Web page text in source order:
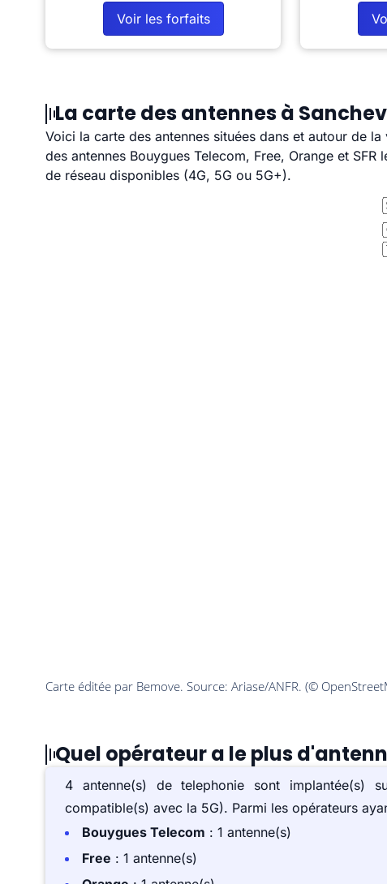
Voir les forfaits
La carte des antennes à
Voici la carte des antennes situées dans et autour de
des antennes Bouygues Telecom, Free, Orange et
de réseau disponibles (4G, 5G ou 5G+).
Quel opérateur a le plus
4 antenne(s) de telephonie sont implantée(s)
compatible(s) avec la 5G). Parmi les opérateurs
Bouygues Telecom : 1 antenne(s)
Free : 1 antenne(s)